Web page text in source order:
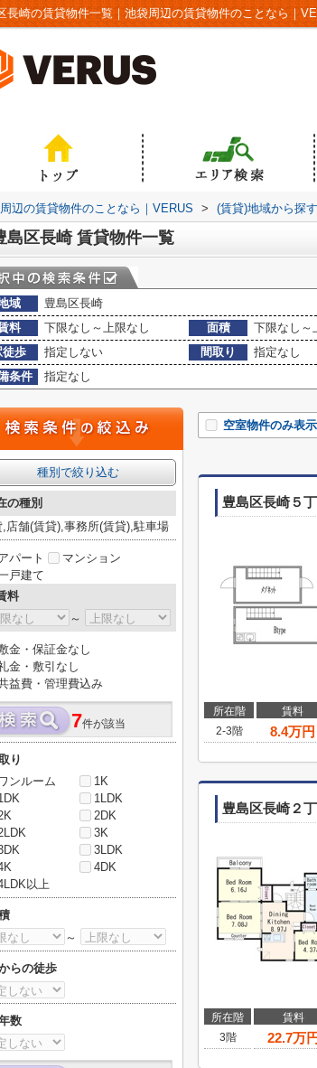
長崎の賃貸物件一覧｜池袋周辺の賃貸物件のことなら｜
辺の賃貸物件のことなら｜VERUS > (賃貸)地域から探す
島区長崎 賃貸物件一覧
域
豊島区長崎
料
下限なし～上限なし 面積 下限なし～
徒歩
指定しない 間取り
指定なし
条件
指定なし
空室物件のみ表示
豊島区長崎５
所在階 賃料
2-3階
8.4万円
豊島区長崎２
所在階 賃料
3階
22.7万円
種別で絞り込む
の種別
,店舗(賃貸),事務所(賃貸),駐車場
パート
マンション
戸建て
料
～
金・保証金なし
金・敷引なし
益費・管理費込み
7件が該当
り
ンルーム
1K
1LDK
2DK
3K
3LDK
4DK
以上
～
らの徒歩
数